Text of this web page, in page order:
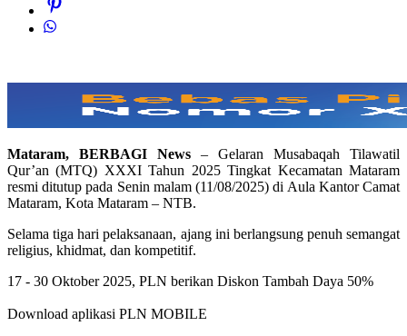
Mataram, BERBAGI News – Gelaran Musabaqah Tilawatil
Qur’an (MTQ) XXXI Tahun 2025 Tingkat Kecamatan Mataram
resmi ditutup pada Senin malam (11/08/2025) di Aula Kantor Camat
Mataram, Kota Mataram – NTB.
Selama tiga hari pelaksanaan, ajang ini berlangsung penuh semangat
religius, khidmat, dan kompetitif.
17 - 30 Oktober 2025, PLN berikan Diskon Tambah Daya 50%
Download aplikasi PLN MOBILE